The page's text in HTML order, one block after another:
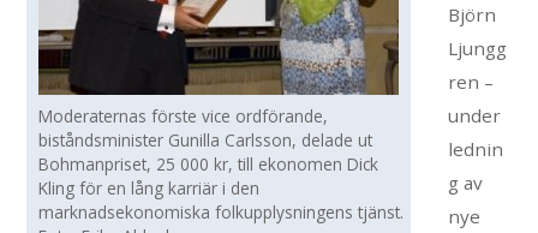
Moderaternas förste vice ordförande,
biståndsminister Gunilla Carlsson, delade ut
Bohmanpriset, 25 000 kr, till ekonomen Dick
Kling för en lång karriär i den
marknadsekonomiska folkupplysningens tjänst.
Björn
Ljungg
ren –
under
lednin
g av
nye